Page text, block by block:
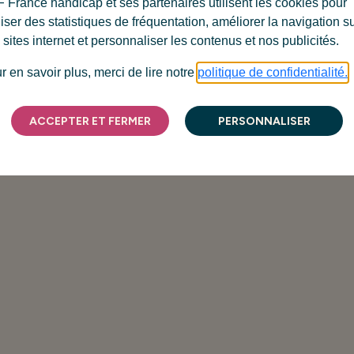
France handicap et ses partenaires utilisent les cookies pour
des statistiques de fréquentation, améliorer la navigation
sites internet et personnaliser les contenus et nos publicités.
en savoir plus, merci de lire notre politique de confidentialité.
ACCEPTER ET FERMER PERSONNALISER